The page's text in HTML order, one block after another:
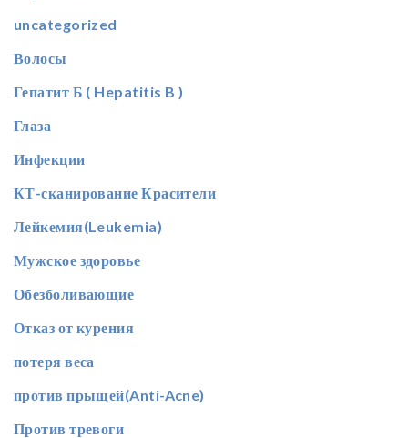
uncategorized
Волосы
Гепатит Б ( Hepatitis B )
Глаза
Инфекции
КТ-сканирование Красители
Лейкемия(Leukemia)
Мужское здоровье
Обезболивающие
Отказ от курения
потеря веса
против прыщей(Anti-Acne)
Против тревоги